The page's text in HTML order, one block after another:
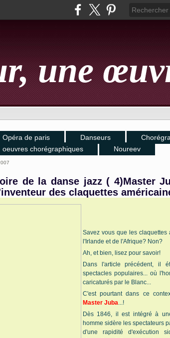
une
Opéra de paris Danseurs
oeuvres chorégraphiques
Noureev
de la danse jazz ( 4)Master
des claquettes
Savez vous que les
l'Irlande et de l'Afrique? Non?
Ah, et bien, lisez pour savoir!
Dans l'article précédent, il
spectacles populaires... où
caricaturés par le Blanc...
C'est pourtant dans ce
Master Juba...!
Dès 1846, il est intégré à
homme sidère les spectateurs
d'une rapidité d'exécution